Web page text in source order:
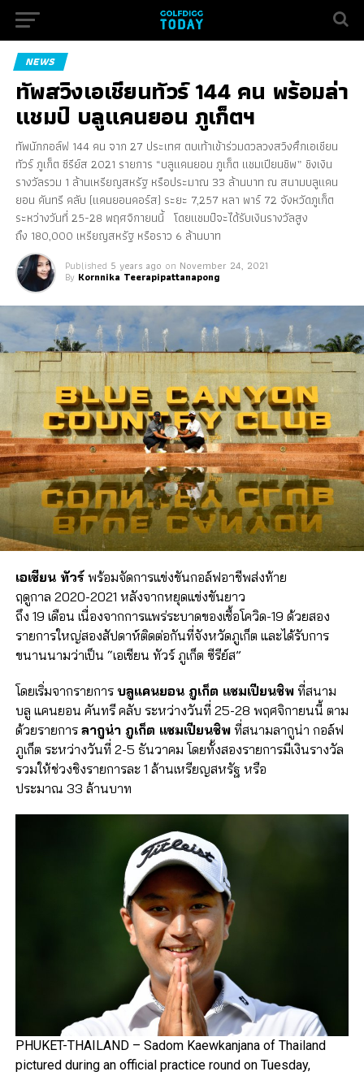
NEWS
ทัพสวิงเอเชียนทัวร์ 144 คน พร้อมล่า
แชมป์ บลูแคนยอน ภูเก็ตฯ
ทัพนักกอล์ฟ 144 คน จาก 27 ประเทศ ตบเท้าเข้าร่วมดวลวงสวิงศึกเอเชียน
ทัวร์ ภูเก็ต ซีรีย์ส 2021 รายการ “บลูแคนยอน ภูเก็ต แชมเปียนชิพ” ชิงเงิน
รางวัลรวม 1 ล้านเหรียญสหรัฐ หรือประมาณ 33 ล้านบาท ณ สนามบลูแคน
ยอน คันทรี คลับ (แคนยอนคอร์ส) ระยะ 7,257 หลา พาร์ 72 จังหวัดภูเก็ต
ระหว่างวันที่ 25-28 พฤศจิกายนนี้ โดยแชมป์จะได้รับเงินรางวัลสูง
ถึง 180,000 เหรียญสหรัฐ หรือราว 6 ล้านบาท
Published 5 years ago on November 24, 2021
By Kornnika Teerapipattanapong
เอเชียน ทัวร์ พร้อมจัดการแข่งขันกอล์ฟอาชีพส่งท้าย
ฤดูกาล 2020-2021 หลังจากหยุดแข่งขันยาว
ถึง 19 เดือน เนื่องจากการแพร่ระบาดของเชื้อโควิด-19 ด้วยสอง
รายการใหญ่สองสัปดาห์ติดต่อกันที่จังหวัดภูเก็ต และได้รับการ
ขนานนามว่าเป็น “เอเชียน ทัวร์ ภูเก็ต ซีรีย์ส”
โดยเริ่มจากรายการ บลูแคนยอน ภูเก็ต แชมเปียนชิพที่สนาม
บลู แคนยอน คันทรี คลับ ระหว่างวันที่ 25-28 พฤศจิกายนนี้ ตาม
ด้วยรายการ ลากูน่า ภูเก็ต แชมเปียนชิพที่สนามลากูน่า กอล์ฟ
ภูเก็ต ระหว่างวันที่ 2-5 ธันวาคม โดยทั้งสองรายการมีเงินรางวัล
รวมให้ช่วงชิงรายการละ 1 ล้านเหรียญสหรัฐ หรือ
ประมาณ 33 ล้านบาท
PHUKET-THAILAND – Sadom Kaewkanjana of Thailand
pictured during an official practice round on Tuesday,